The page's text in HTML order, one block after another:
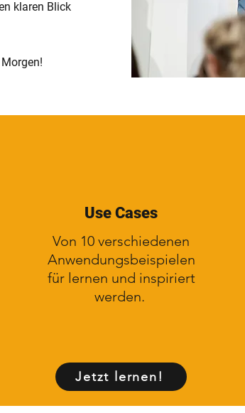
klaren Blick
Use Cases
Von 10 verschiedenen
Anwendungsbeispielen
für lernen und inspiriert
werden.
Jetzt lernen!